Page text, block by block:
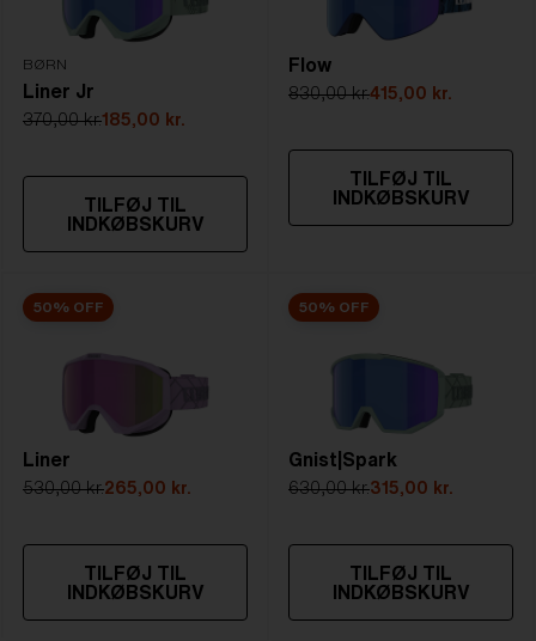
NOTAINFORMATIVA:
BØRN
Liner Jr
370,00 kr.185,00 kr.
TILFØJ TIL
INDKØBSKURV
Flow
830,00 kr.415,00 kr.
TILFØJ TIL
INDKØBSKURV
50% OFF
Liner
530,00 kr.265,00 kr.
TILFØJ TIL
INDKØBSKURV
50% OFF
Gnist|Spark
630,00 kr.315,00 kr.
TILFØJ TIL
INDKØBSKURV